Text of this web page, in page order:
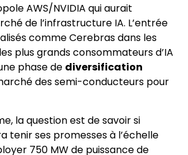
AWS/NVIDIA qui aurait
de l’infrastructure IA. L’entrée
comme Cerebras dans les
plus grands consommateurs d’IA
phase de diversification
des semi-conducteurs pour
la question est de savoir si
tenir ses promesses à l’échelle
750 MW de puissance de